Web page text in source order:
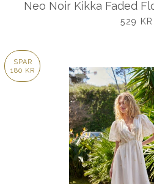
Neo Noir Kikka Faded
529 KR
SPAR
180 KR